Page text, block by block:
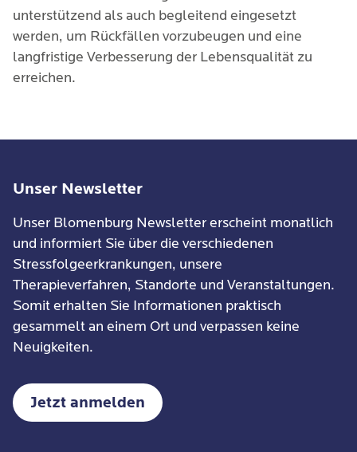
unterstützend als auch begleitend eingesetzt
werden, um Rückfällen vorzubeugen und eine
langfristige Verbesserung der Lebensqualität zu
erreichen.
Unser Newsletter
Unser Blomenburg Newsletter erscheint monatlich
und informiert Sie über die verschiedenen
Stressfolgeerkrankungen, unsere
Therapieverfahren, Standorte und Veranstaltungen.
Somit erhalten Sie Informationen praktisch
gesammelt an einem Ort und verpassen keine
Neuigkeiten.
Jetzt anmelden